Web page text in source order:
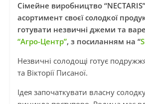
Cімейне виробництво
асортимент своєї солодкої
готувати незвичні джеми та
“Агро-Центр”, з посиланням на “
Незвичні солодощі готує
та Вікторії Писаної.
Ідея започаткувати власну